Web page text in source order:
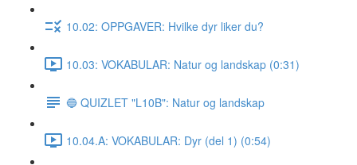
10.02: OPPGAVER: Hvilke dyr liker du?
10.03: VOKABULAR: Natur og landskap (0:31)
🔵 QUIZLET "L10B": Natur og landskap
10.04.A: VOKABULAR: Dyr (del 1) (0:54)